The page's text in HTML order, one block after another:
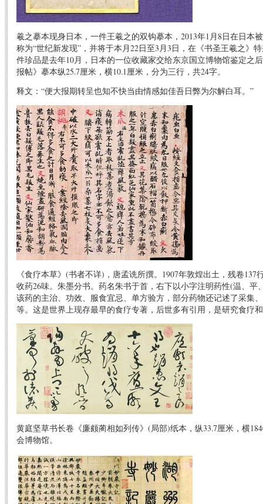
羲之摹本现身日本，一件王羲之的双钩摹本，2013年1月8日在日本
称为“世纪新发现”，并将于本月22日至3月3日，在《书圣王羲之》
件珍品是去年10月，日本的一位收藏家交给东京国立博物馆鉴定之
报帖》摹本纵25.7厘米，横10.1厘米，分为三行，共24字。
释文：“便大报期转呈也知不快当由情感如佳吾日弊为尔解白耳。”
《食疗本草》(书者不详)，唐孟诜所撰。1907年敦煌出土，残卷137
收药26味。朱墨分书。药名朱书于首，右下以小字注明药性(温、平
该药的主治、功效、服食宜忌、单方验方，部分药物还记述了采集
等。这是世界上现存最早的食疗专著，后世多有引用，是研究食疗
黄庭坚草书长卷《廉颇蔺相如列传》(局部)纸本，纵33.7厘米，横
会博物馆。